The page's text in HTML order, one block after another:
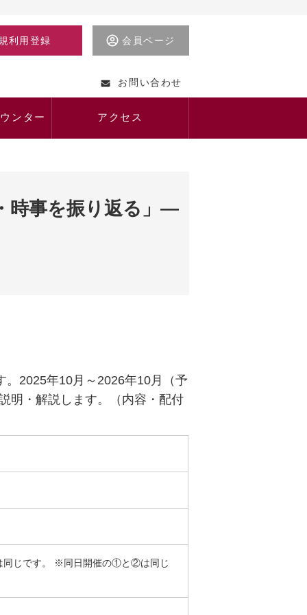
会員ページ
利用登録
お問い合わせ
ンター アクセス
時事を振り返る」―
2025年10月～2026年10月（予
明・解説します。（内容・配付
同じです。 ※同日開催の①と②は同じ